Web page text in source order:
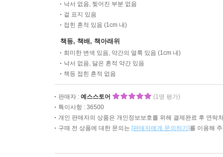
낙서 없음, 찢어진 부분 없음
겉 표지 있음
접힌 흔적 있음 (1cm 내)
책등, 책배, 책아래위
희미한 변색 있음, 약간의 얼룩 있음 (1cm 내)
낙서 없음, 닳은 흔적 약간 있음
책등 접힌 흔적 없음
판매자 : 예스스토어
(1명 평가)
특이사항 : 36500
개인 판매자의 상품은 개인정보보호를 위해 결제완료 후 연락
구매 전 상품에 대한 문의는 [판매자에게 문의하기]를 이용해